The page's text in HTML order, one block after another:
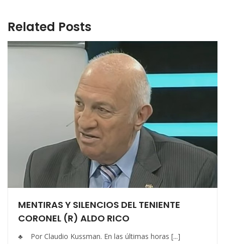
Related Posts
MENTIRAS Y SILENCIOS DEL TENIENTE
CORONEL (R) ALDO RICO
♣ Por Claudio Kussman. En las últimas horas [...]